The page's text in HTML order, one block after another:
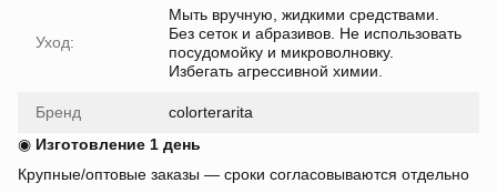
Уход:
Мыть вручную, жидкими средствами.
Без сеток и абразивов. Не использовать
посудомойку и микроволновку.
Избегать агрессивной химии.
Бренд
colorterarita
◉ Изготовление 1 день
Крупные/оптовые заказы — сроки согласовываются отдельно